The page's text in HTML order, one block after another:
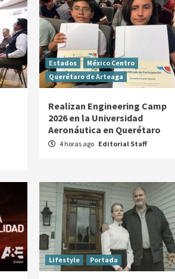
Estados
México Centro
Querétaro de Arteaga
Realizan Engineering Camp
2026 en la Universidad
Aeronáutica en Querétaro
4 horas ago Editorial Staff
Lifestyle Portada